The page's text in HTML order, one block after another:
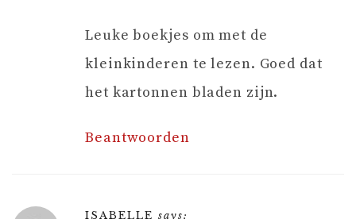
Leuke boekjes om met de
kleinkinderen te lezen. Goed dat
het kartonnen bladen zijn.
Beantwoorden
ISABELLE says: